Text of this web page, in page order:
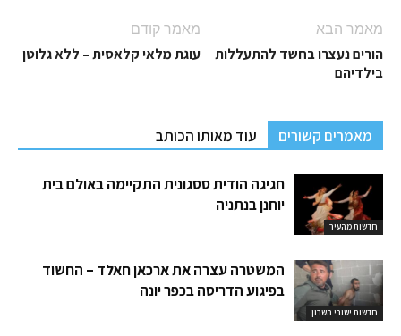
מאמר קודם
עוגת מלאי קלאסית – ללא גלוטן
מאמר הבא
הורים נעצרו בחשד להתעללות
בילדיהם
מאמרים קשורים עוד מאותו הכותב
חדשות מהעיר
חגיגה הודית ססגונית התקיימה באולם בית
יוחנן בנתניה
חדשות ישובי השרון
המשטרה עצרה את ארכאן חאלד – החשוד
בפיגוע הדריסה בכפר יונה